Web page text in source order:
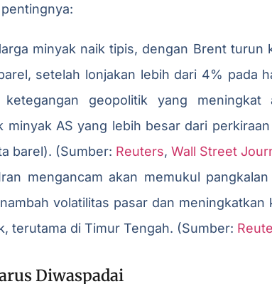
minyak naik tipis, dengan Brent turun
setelah lonjakan lebih dari 4% pada
ketegangan geopolitik yang
minyak AS yang lebih besar dari
barel). (Sumber: Reuters, Wall Street
mengancam akan memukul
volatilitas pasar dan
terutama di Timur Tengah. (Sumber:
Diwaspadai